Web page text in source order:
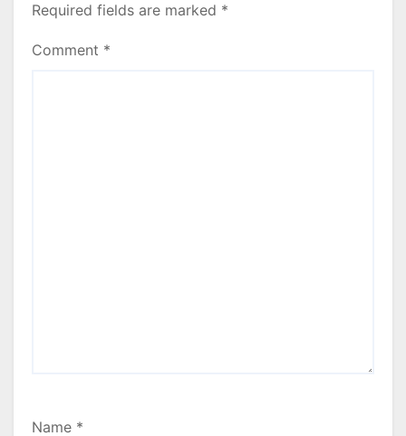
Required fields are marked *
Comment *
Name *